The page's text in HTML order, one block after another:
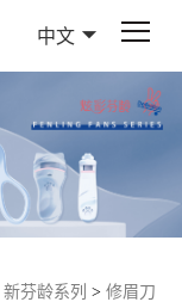
中文
新芬龄系列 > 修眉刀